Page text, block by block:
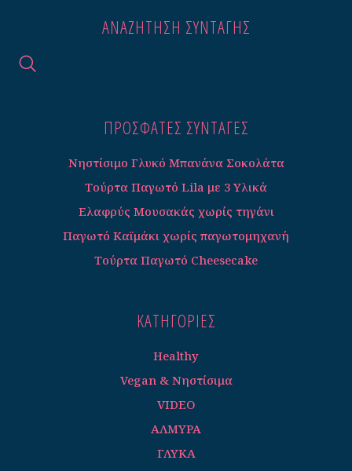
ΑΝΑΖΉΤΗΣΗ ΣΥΝΤΑΓΉΣ
ΠΡΟΣΦΑΤΕΣ ΣΥΝΤΑΓΈΣ
Νηστίσιμο Γλυκό Μπανάνα Σοκολάτα
Τούρτα Παγωτό Lila με 3 Υλικά
Ελαφρύς Μουσακάς χωρίς τηγάνι
Παγωτό Καϊμάκι χωρίς παγωτομηχανή
Τούρτα Παγωτό Cheesecake
ΚΑΤΗΓΟΡΊΕΣ
Healthy
Vegan & Νηστίσιμα
VIDEO
ΑΛΜΥΡΑ
ΓΛΥΚΑ